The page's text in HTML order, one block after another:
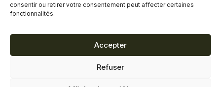
consentir ou retirer votre consentement peut affecter certaines
fonctionnalités.
Accepter
Refuser
Vendredi
9h00 à 18h00
Dimanche
11h00 à 16h30